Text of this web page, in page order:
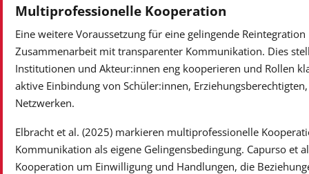
Multiprofessionelle Kooperation
Eine weitere Voraussetzung für eine gelingende
Zusammenarbeit mit transparenter Kommunikation. Dies
Institutionen und Akteur:innen eng kooperieren und Rollen
aktive Einbindung von Schüler:innen,
Netzwerken.
Elbracht et al. (2025) markieren multiprofessionelle
Kommunikation als eigene Gelingensbedingung. Capurso et
Kooperation um Einwilligung und Handlungen, die